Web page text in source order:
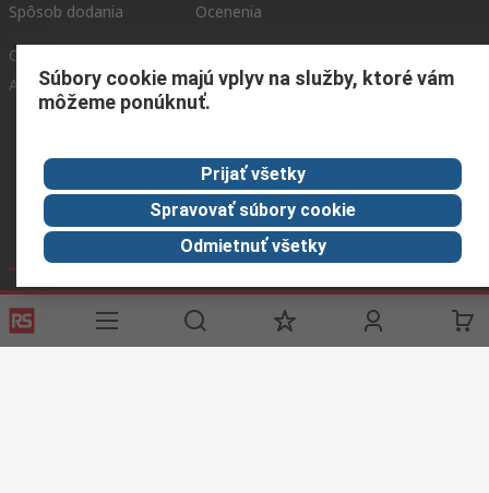
Spôsob dodania
Ocenenia
Corporate Group
About RS
Spolu sme silnejší
Podmienky našej webovej stránky
Všeobecné obchodné
podmienky
Ochrana osobných údajov Súbory cookie
Súbory cookie majú vplyv na služby, ktoré vám
môžeme ponúknuť.
Prijať všetky
Spravovať súbory cookie
Odmietnuť všetky